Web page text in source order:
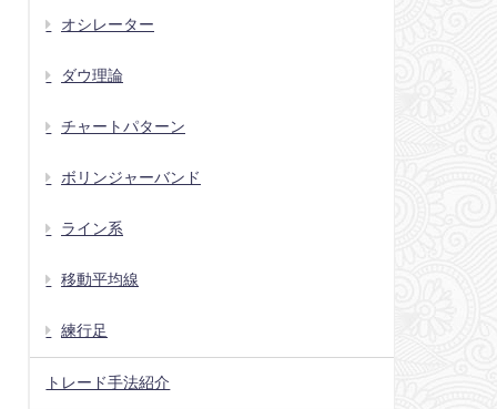
オシレーター
ダウ理論
チャートパターン
ボリンジャーバンド
ライン系
移動平均線
練行足
トレード手法紹介